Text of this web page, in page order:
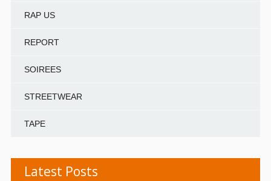
RAP US
REPORT
SOIREES
STREETWEAR
TAPE
Latest Posts